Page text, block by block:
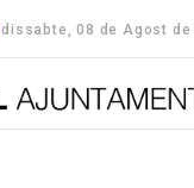
dissabte, 08 de Agost de